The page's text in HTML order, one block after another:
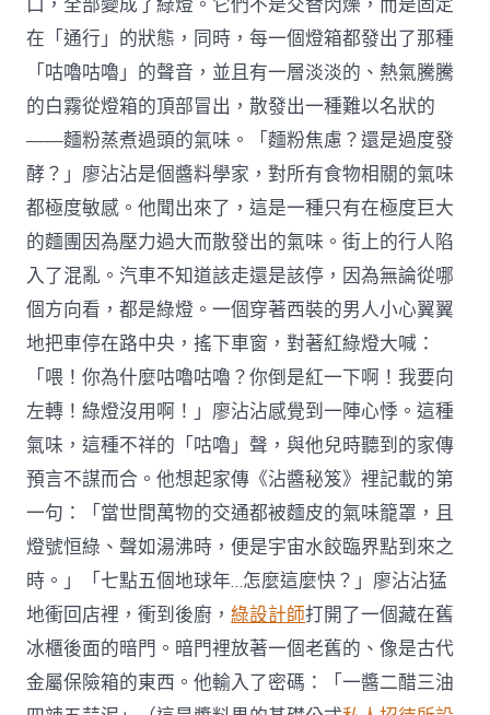
在「通行」的狀態，同時，每一個燈箱都發出了那種
「咕嚕咕嚕」的聲音，並且有一層淡淡的、熱氣騰騰
的白霧從燈箱的頂部冒出，散發出一種難以名狀的
——麵粉蒸煮過頭的氣味。「麵粉焦慮？還是過度發
酵？」廖沾沾是個醬料學家，對所有食物相關的氣味
都極度敏感。他聞出來了，這是一種只有在極度巨大
的麵團因為壓力過大而散發出的氣味。街上的行人陷
入了混亂。汽車不知道該走還是該停，因為無論從哪
個方向看，都是綠燈。一個穿著西裝的男人小心翼翼
地把車停在路中央，搖下車窗，對著紅綠燈大喊：
「喂！你為什麼咕嚕咕嚕？你倒是紅一下啊！我要向
左轉！綠燈沒用啊！」廖沾沾感覺到一陣心悸。這種
氣味，這種不祥的「咕嚕」聲，與他兒時聽到的家傳
預言不謀而合。他想起家傳《沾醬秘笈》裡記載的第
一句：「當世間萬物的交通都被麵皮的氣味籠罩，且
燈號恒綠、聲如湯沸時，便是宇宙水餃臨界點到來之
時。」「七點五個地球年…怎麼這麼快？」廖沾沾猛
地衝回店裡，衝到後廚，綠設計師打開了一個藏在舊
冰櫃後面的暗門。暗門裡放著一個老舊的、像是古代
金屬保險箱的東西。他輸入了密碼：「一醬二醋三油